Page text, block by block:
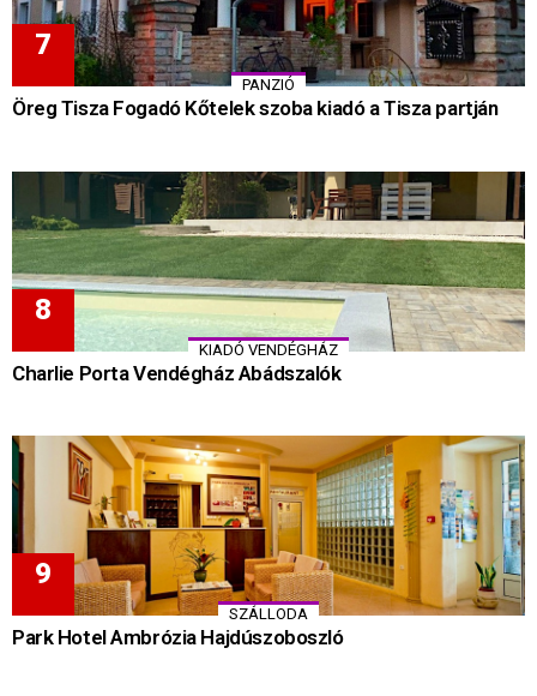
PANZIÓ
Öreg Tisza Fogadó Kőtelek szoba kiadó a Tisza partján
KIADÓ VENDÉGHÁZ
Charlie Porta Vendégház Abádszalók
SZÁLLODA
Park Hotel Ambrózia Hajdúszoboszló